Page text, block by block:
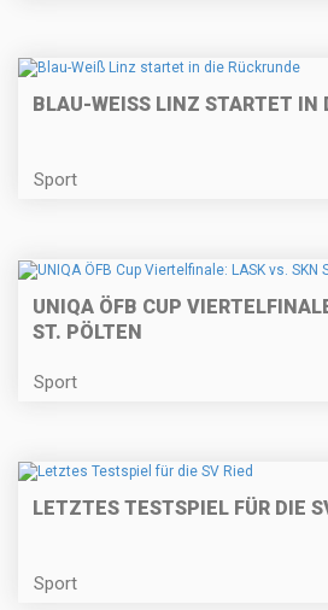
BLAU-WEISS LINZ STARTET IN
Sport
UNIQA ÖFB CUP
ST. PÖLTEN
Sport
LETZTES TESTSPIEL FÜR DIE
Sport